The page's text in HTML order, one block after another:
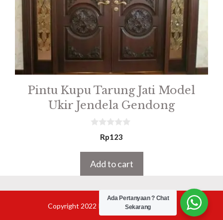
Pintu Kupu Tarung Jati Model
Ukir Jendela Gendong
o
5
Rp123
Add to cart
Copyright 2022 Product Furniture Jepara
Ada Pertanyaan ? Chat
Sekarang